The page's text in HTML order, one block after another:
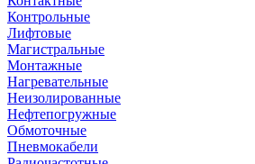
Контрольные
Лифтовые
Магистральные
Монтажные
Нагревательные
Неизолированные
Нефтепогружные
Обмоточные
Пневмокабели